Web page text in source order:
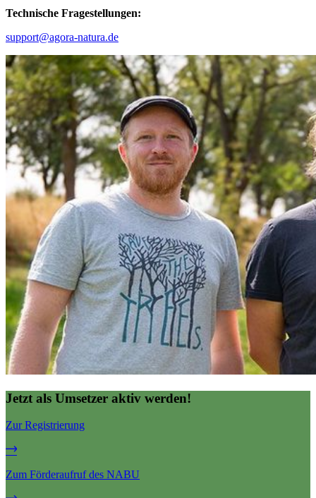
Technische Fragestellungen:
support@agora-natura.de
Jetzt als Umsetzer aktiv werden!
Zur Registrierung
Zum Förderaufruf des NABU